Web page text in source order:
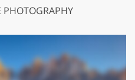
PHOTOGRAPHY